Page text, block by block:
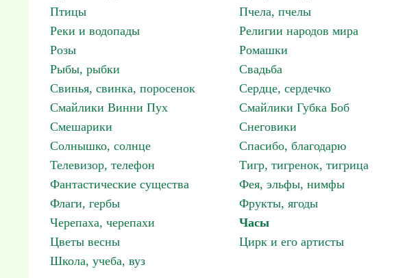
Птицы
Пчела, пчелы
Реки и водопады
Религии народов мира
Розы
Ромашки
Рыбы, рыбки
Свадьба
Свинья, свинка, поросенок
Сердце, сердечко
Смайлики Винни Пух
Смайлики Губка Боб
Смешарики
Снеговики
Солнышко, солнце
Спасибо, благодарю
Телевизор, телефон
Тигр, тигренок, тигрица
Фантастические существа
Фея, эльфы, нимфы
Флаги, гербы
Фрукты, ягоды
Черепаха, черепахи
Часы
Цветы весны
Цирк и его артисты
Школа, учеба, вуз